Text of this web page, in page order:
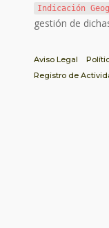
Indicación
gestión de
Aviso Legal
Registro de